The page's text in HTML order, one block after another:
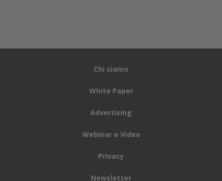
Chi siamo
White Paper
Advertising
Webinar e Video
Privacy
Newsletter